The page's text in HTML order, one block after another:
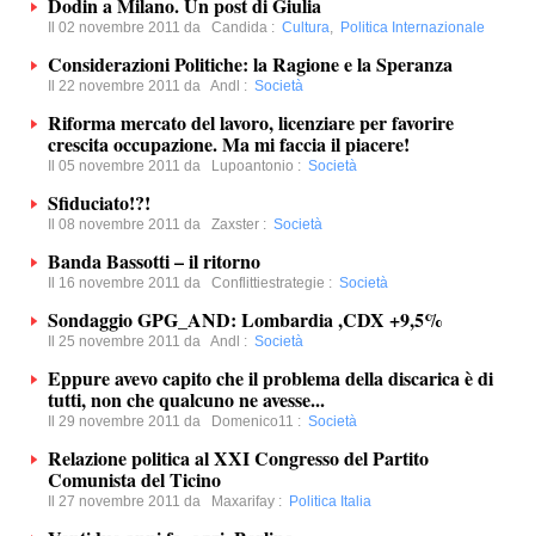
Il 02 novembre 2011 da Candida : Cultura, Politica Internazionale
Considerazioni Politiche: la Ragione e la Speranza
Il 22 novembre 2011 da Andl : Società
Riforma mercato del lavoro, licenziare per favorire
crescita occupazione. Ma mi faccia il piacere!
Il 05 novembre 2011 da Lupoantonio : Società
Sfiduciato!?!
Il 08 novembre 2011 da Zaxster : Società
Banda Bassotti – il ritorno
Il 16 novembre 2011 da Conflittiestrategie : Società
Sondaggio GPG_AND: Lombardia ,CDX +9,5%
Il 25 novembre 2011 da Andl : Società
Eppure avevo capito che il problema della discarica è di
tutti, non che qualcuno ne avesse...
Il 29 novembre 2011 da Domenico11 : Società
Relazione politica al XXI Congresso del Partito
Comunista del Ticino
Il 27 novembre 2011 da Maxarifay : Politica Italia